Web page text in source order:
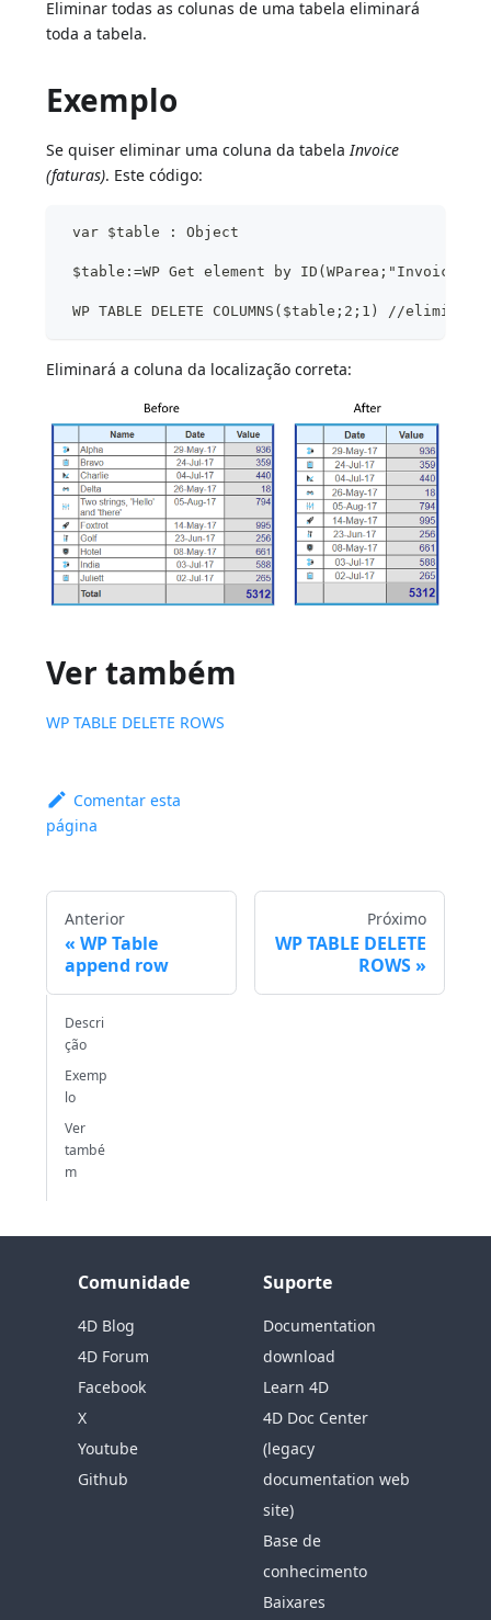
Eliminar todas as colunas de uma tabela eliminará
toda a tabela.
Exemplo
Se quiser eliminar uma coluna da tabelaInvoice
(faturas). Este código:
var $table : Object
$table:=WP Get element by
WP TABLE DELETE COLUMNS($table;2;1) //elimina
Eliminará a coluna da localização correta:
Ver também
WP TABLE DELETE ROWS
Comentar esta
página
Anterior
WP Table
append row
Próximo
WP TABLE DELETE
ROWS
Descri
ção
Exemp
lo
Ver
també
m
Comunidade
4D Blog
4D Forum
Facebook
X
Youtube
Github
Suporte
Documentation
download
Learn 4D
4D Doc Center
(legacy
documentation web
site)
Base de
conhecimento
Baixares